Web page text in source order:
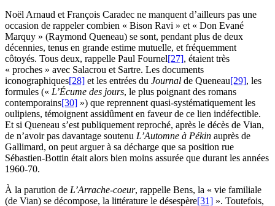
Noël Arnaud et François Caradec ne manquent d’ailleurs pas une
occasion de rappeler combien « Bison Ravi » et « Don Evané
Marquy » (Raymond Queneau) se sont, pendant plus de deux
décennies, tenus en grande estime mutuelle, et fréquemment
côtoyés. Tous deux, rappelle Paul Fournel[27], étaient très
« proches » avec Salacrou et Sartre. Les documents
iconographiques[28] et les entrées du Journal de Queneau[29], les
formules (« L’Écume des jours, le plus poignant des romans
contemporains[30] ») que reprennent quasi-systématiquement les
oulipiens, témoignent assidûment en faveur de ce lien indéfectible.
Et si Queneau s’est publiquement reproché, après le décès de Vian,
de n’avoir pas davantage soutenu L’Automne à Pékin auprès de
Gallimard, on peut arguer à sa décharge que sa position rue
Sébastien-Bottin était alors bien moins assurée que durant les années
1960-70.
À la parution de L’Arrache-coeur, rappelle Bens, la « vie familiale
(de Vian) se décompose, la littérature le désespère[31] ». Toutefois,